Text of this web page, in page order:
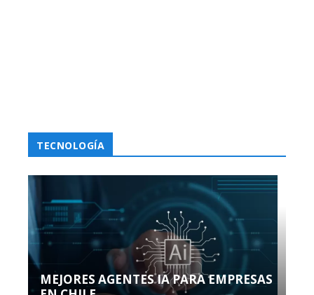
TECNOLOGÍA
MEJORES AGENTES IA PARA EMPRESAS